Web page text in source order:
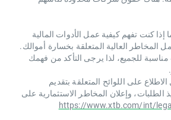
كنت تفهم كيفية عمل الأدوات المالية
المخاطر العالية المتعلقة بخسارة أموالك.
مناسبة للجميع، لذا يرجى التأكد من فهمك
على اللوائح المتعلقة بتقديم
الطلبات، وإعلان المخاطر الاستثمارية على
https://www.xtb.com/int/